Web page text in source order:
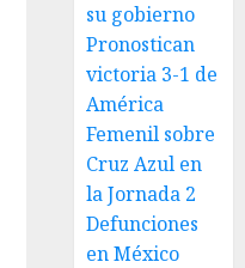
su gobierno
Pronostican
victoria 3-1 de
América
Femenil sobre
Cruz Azul en
la Jornada 2
Defunciones
en México